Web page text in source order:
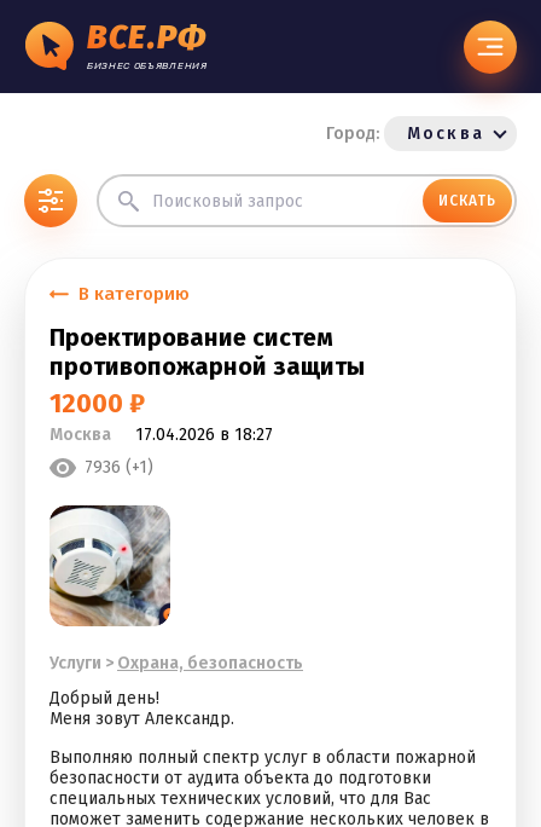
ВСЕ.РФ
БИЗНЕС ОБЪЯВЛЕНИЯ
Город: Москва
ИСКАТЬ
В категорию
Проектирование систем
противопожарной защиты
12000 ₽
Москва
17.04.2026 в 18:27
7936 (+1)
Услуги > Охрана, безопасность
Добрый день!
Меня зовут Александр.
Выполняю полный спектр услуг в области пожарной
безопасности от аудита объекта до подготовки
специальных технических условий, что для Вас
поможет заменить содержание нескольких человек в